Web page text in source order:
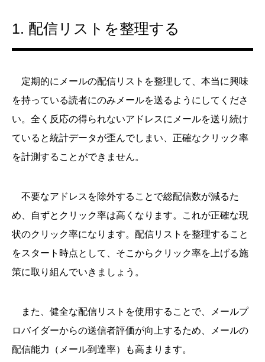
1. 配信リストを整理する
定期的にメールの配信リストを整理して、本当に興味
を持っている読者にのみメールを送るようにしてくださ
い。全く反応の得られないアドレスにメールを送り続け
ていると統計データが歪んでしまい、正確なクリック率
を計測することができません。
不要なアドレスを除外することで総配信数が減るた
め、自ずとクリック率は高くなります。これが正確な現
状のクリック率になります。配信リストを整理すること
をスタート時点として、そこからクリック率を上げる施
策に取り組んでいきましょう。
また、健全な配信リストを使用することで、メールプ
ロバイダーからの送信者評価が向上するため、メールの
配信能力（メール到達率）も高まります。